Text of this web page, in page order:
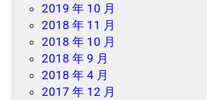
2019 年 10 月
2018 年 11 月
2018 年 10 月
2018 年 9 月
2018 年 4 月
2017 年 12 月